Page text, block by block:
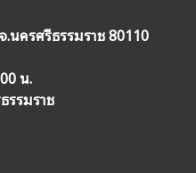
ครศรีธรรมราช 80110
น.
รรมราช